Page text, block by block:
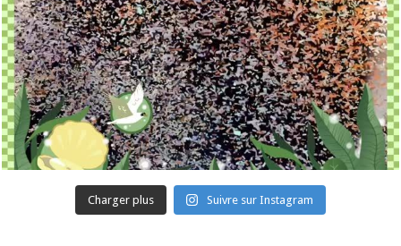
Charger plus Suivre sur Instagram